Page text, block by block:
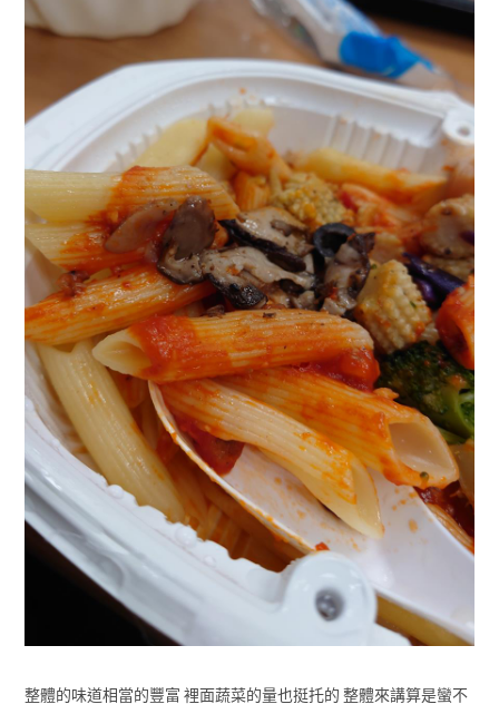
整體的味道相當的豐富 裡面蔬菜的量也挺托的 整體來講算是蠻不